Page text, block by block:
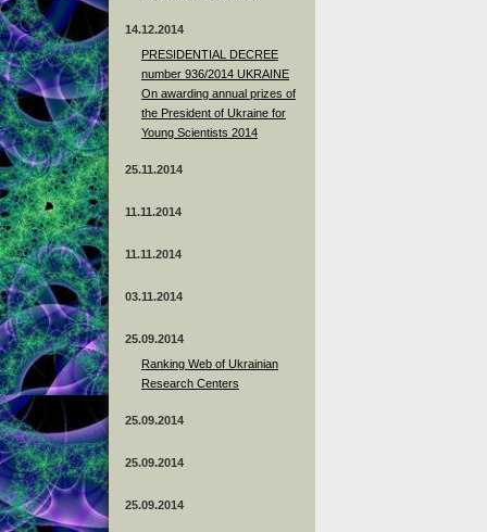
14.12.2014
PRESIDENTIAL DECREE
number 936/2014 UKRAINE
On awarding annual prizes of
the President of Ukraine for
Young Scientists 2014
25.11.2014
11.11.2014
11.11.2014
03.11.2014
25.09.2014
Ranking Web of Ukrainian
Research Centers
25.09.2014
25.09.2014
25.09.2014